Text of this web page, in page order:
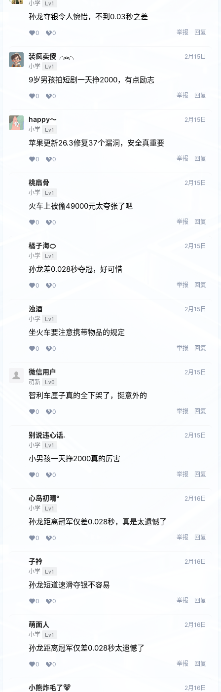
小学 Lv1
孙龙夺银令人惋惜，不到0.03秒之差
0 0 举报 回复
装疯卖傻╭︽╮
小学 Lv1
2月15日
9岁男孩拍短剧一天挣2000，有点励志
0 0 举报 回复
happy～
小学 Lv1
2月15日
苹果更新26.3修复37个漏洞，安全真重要
0 0 举报 回复
桃扇骨
小学 Lv1
2月15日
火车上被偷49000元太夸张了吧
0 0 举报 回复
橘子海🍊
小学 Lv1
2月15日
孙龙差0.028秒夺冠，好可惜
0 0 举报 回复
浊酒
小学 Lv1
2月15日
坐火车要注意携带物品的规定
0 0 举报 回复
微信用户
萌新 Lv0
2月15日
智利车厘子真的全下架了，挺意外的
0 0 举报 回复
别说违心话.
小学 Lv1
2月15日
小男孩一天挣2000真的厉害
0 0 举报 回复
心岛初晴°
小学 Lv1
2月16日
孙龙距离冠军仅差0.028秒，真是太遗憾了
0 0 举报 回复
子衿
小学 Lv1
2月16日
孙龙短道速滑夺银不容易
0 0 举报 回复
萌面人
小学 Lv1
2月16日
孙龙距离冠军仅差0.028秒太遗憾了
0 0 举报 回复
小熊炸毛了🐻 2月16日